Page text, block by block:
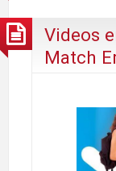
Videos
Match